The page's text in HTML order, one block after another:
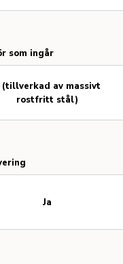
som ingår
(tillverkad av massivt
rostfritt stål)
Ja